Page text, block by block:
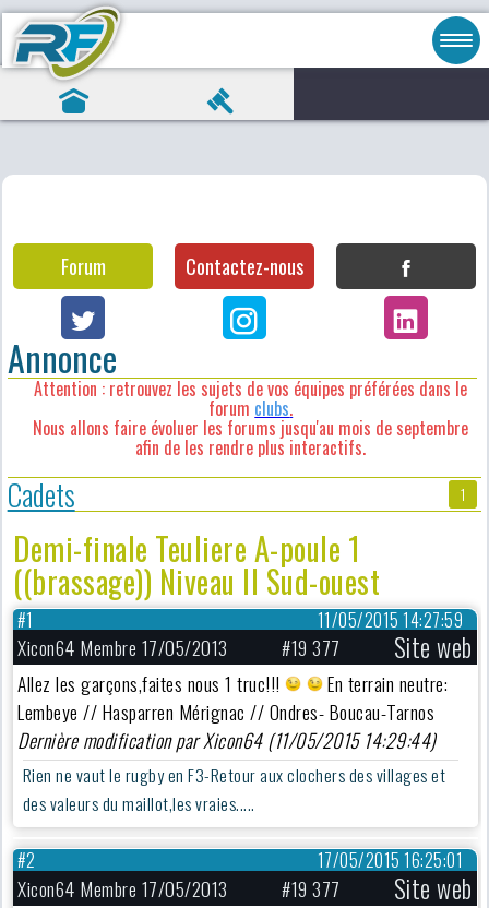
Forum Contactez-nous
Annonce
Attention : retrouvez les sujets de vos équipes préférées dans le
forum clubs.
Nous allons faire évoluer les forums jusqu'au mois de septembre
afin de les rendre plus interactifs.
Cadets 1
Demi-finale Teuliere A-poule 1
((brassage)) Niveau II Sud-ouest
11/05/2015 14:27:59
#1
Xicon64 Membre 17/05/2013 #19 377 Site web
Allez les garçons,faites nous 1 truc!!!
En terrain neutre:
Lembeye // Hasparren Mérignac // Ondres- Boucau-Tarnos
Dernière modification par Xicon64 (11/05/2015 14:29:44)
Rien ne vaut le rugby en F3-Retour aux clochers des villages et
des valeurs du maillot,les vraies.....
17/05/2015 16:25:01
#2
Xicon64 Membre 17/05/2013 #19 377 Site web